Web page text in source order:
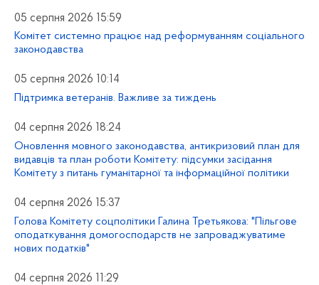
05 серпня 2026 15:59
Комітет системно працює над реформуванням соціального
законодавства
05 серпня 2026 10:14
Підтримка ветеранів. Важливе за тиждень
04 серпня 2026 18:24
Оновлення мовного законодавства, антикризовий план для
видавців та план роботи Комітету: підсумки засідання
Комітету з питань гуманітарної та інформаційної політики
04 серпня 2026 15:37
Голова Комітету соцполітики Галина Третьякова: "Пільгове
оподаткування домогосподарств не запроваджуватиме
нових податків"
04 серпня 2026 11:29